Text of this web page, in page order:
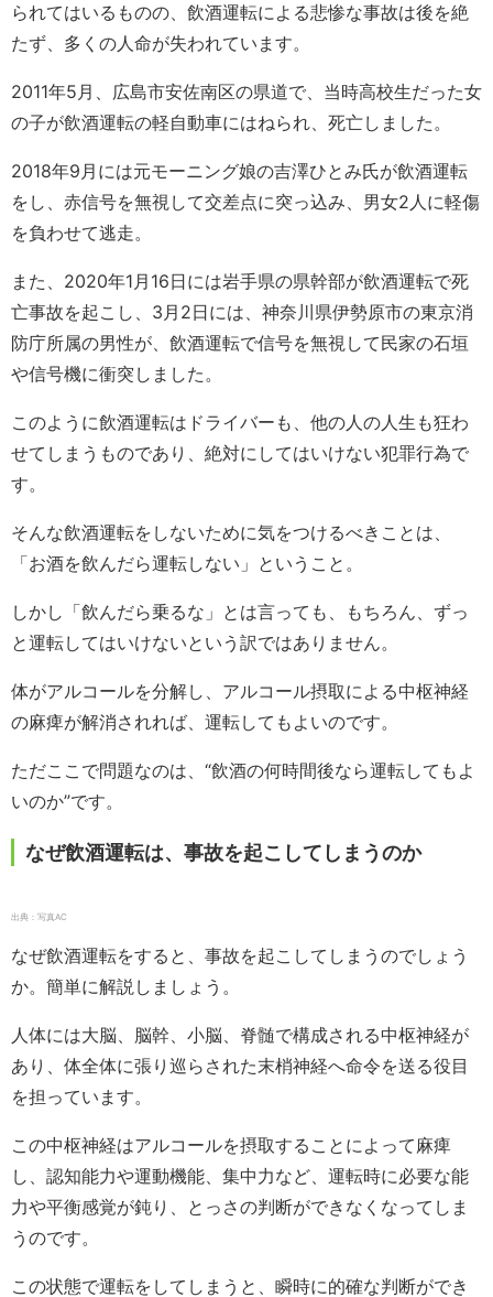
られてはいるものの、飲酒運転による悲惨な事故は後を絶
たず、多くの人命が失われています。
2011年5月、広島市安佐南区の県道で、当時高校生だった女
の子が飲酒運転の軽自動車にはねられ、死亡しました。
2018年9月には元モーニング娘の吉澤ひとみ氏が飲酒運転
をし、赤信号を無視して交差点に突っ込み、男女2人に軽傷
を負わせて逃走。
また、2020年1月16日には岩手県の県幹部が飲酒運転で死
亡事故を起こし、3月2日には、神奈川県伊勢原市の東京消
防庁所属の男性が、飲酒運転で信号を無視して民家の石垣
や信号機に衝突しました。
このように飲酒運転はドライバーも、他の人の人生も狂わ
せてしまうものであり、絶対にしてはいけない犯罪行為で
す。
そんな飲酒運転をしないために気をつけるべきことは、
「お酒を飲んだら運転しない」ということ。
しかし「飲んだら乗るな」とは言っても、もちろん、ずっ
と運転してはいけないという訳ではありません。
体がアルコールを分解し、アルコール摂取による中枢神経
の麻痺が解消されれば、運転してもよいのです。
ただここで問題なのは、“飲酒の何時間後なら運転してもよ
いのか”です。
なぜ飲酒運転は、事故を起こしてしまうのか
出典：写真AC
なぜ飲酒運転をすると、事故を起こしてしまうのでしょう
か。簡単に解説しましょう。
人体には大脳、脳幹、小脳、脊髄で構成される中枢神経が
あり、体全体に張り巡らされた末梢神経へ命令を送る役目
を担っています。
この中枢神経はアルコールを摂取することによって麻痺
し、認知能力や運動機能、集中力など、運転時に必要な能
力や平衡感覚が鈍り、とっさの判断ができなくなってしま
うのです。
この状態で運転をしてしまうと、瞬時に的確な判断ができ